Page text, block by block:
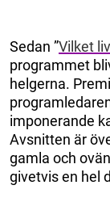
Sedan ”Vilket
programmet
helgerna.
imponerande
Avsnitten är
gamla och
givetvis en hel